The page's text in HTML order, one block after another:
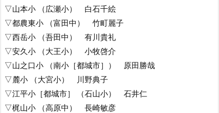
▽山本小 （広瀬小） 白石千絵
▽都農東小 （富田中） 竹町麗子
▽西岳小 （吾田中） 有川貴礼
▽安久小 （大王小） 小牧啓介
▽山之口小 （南小［都城市］） 原田勝哉
▽麓小 （大宮小） 川野典子
▽江平小［都城市］ （石山小） 石井仁
▽梶山小 （高原中） 長崎敏彦